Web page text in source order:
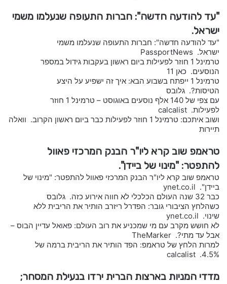
"עד להודעה חדשה": חברות התעופה שנעלמו משמי
ישראל.
"עד להודעה חדשה": חברות התעופה שנעלמו משמי
ישראל. PassportNews
טרמינל 1 חוזר לפעילות ביום ראשון בעקבות גידול במספר
הנוסעים. כאן 11
טרמינל 1 ייפתח בשבוע הבא: איך זה ישפיע על היצע
הטיסות?. גלובס
עם צפי של 140 אלף נוסעים באוגוסט – טרמינל 1 חוזר
לפעילות. calcalist
ושוב איתכם: טרמינל 1 חוזר לפעילות כבר ביום ראשון הקרוב. וואלה
תיירות
טראמפ שוב קרא ליו"ר הבנק המרכזי פאוול
להתפטר: "מינוי של ביידן".
טראמפ שוב קרא ליו"ר הבנק המרכזי פאוול להתפטר: "מינוי של
ביידן". ynet.co.il
כבר 32 שנה העולם הכלכלי לא חווה אירוע כזה. גלובס
כשהלחץ הציבורי גובר: הפדרל ריזרב הותיר את הריבית ללא
שינוי. ynet.co.il
לא חושש מקרב עם מי שמכניע את רוב העולם: פאואל עדיין הבוס –
אבל עד מתי?. TheMarker
למרות הלחץ של טראמפ: הפד הותיר את הריבית ברמה של
4.5%. calcalist
מדדי המניות בארצות הברית ירדו בנעילת המסחר;